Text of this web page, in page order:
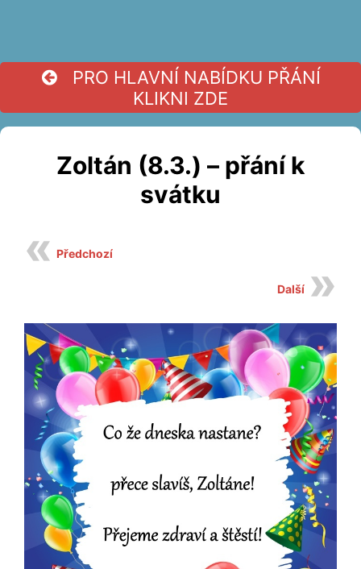
PRO HLAVNÍ NABÍDKU PŘÁNÍ
KLIKNI ZDE
Zoltán (8.3.) – přání k
svátku
Předchozí
Další